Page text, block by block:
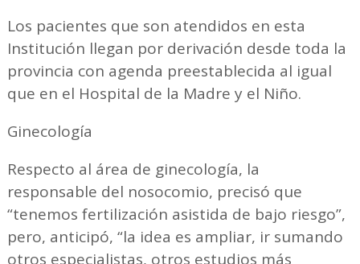
Los pacientes que son atendidos en esta
Institución llegan por derivación desde toda la
provincia con agenda preestablecida al igual
que en el Hospital de la Madre y el Niño.
Ginecología
Respecto al área de ginecología, la
responsable del nosocomio, precisó que
“tenemos fertilización asistida de bajo riesgo”,
pero, anticipó, “la idea es ampliar, ir sumando
otros especialistas, otros estudios más